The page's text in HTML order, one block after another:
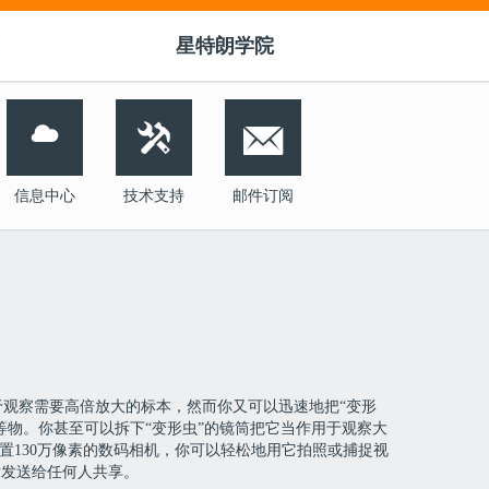
星特朗学院
信息中心

技术支持

邮件订阅
察需要高倍放大的标本，然而你又可以迅速地把“变形
。你甚至可以拆下“变形虫”的镜筒把它当作用于观察大
130万像素的数码相机，你可以轻松地用它拍照或捕捉视
送给任何人共享。